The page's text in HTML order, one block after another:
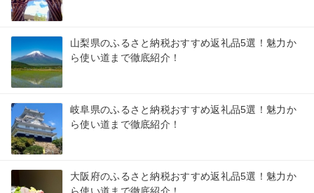
山梨県のふるさと納税おすすめ返礼品5選！魅力か
ら使い道まで徹底紹介！
岐阜県のふるさと納税おすすめ返礼品5選！魅力か
ら使い道まで徹底紹介！
大阪府のふるさと納税おすすめ返礼品5選！魅力か